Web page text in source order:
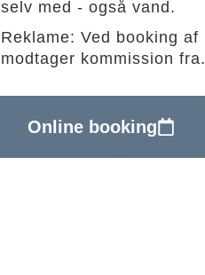
selv med - også vand.
Reklame: Ved booking
modtager kommission fra.
Online booking